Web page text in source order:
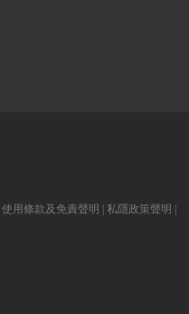
使用條款及免責聲明 私隱政策聲明